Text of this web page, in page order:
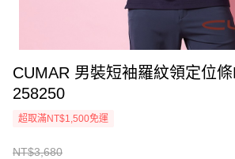
CUMAR 男裝短袖羅紋領定位
258250
超取滿NT$1,500免運
NT$3,680